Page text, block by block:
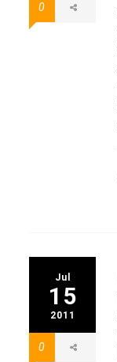
0
Jul
15
2011
0